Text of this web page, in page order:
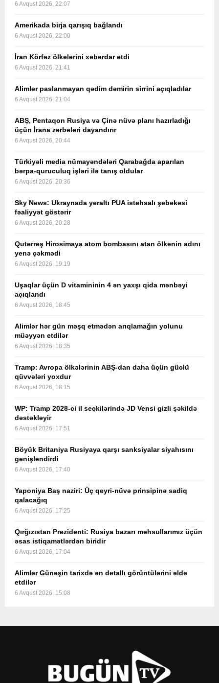
6 Avqust 2026, 22:07
Amerikada birja qarışıq bağlandı
6 Avqust 2026, 22:00
İran Körfəz ölkələrini xəbərdar etdi
6 Avqust 2026, 21:41
Alimlər paslanmayan qədim dəmirin sirrini açıqladılar
6 Avqust 2026, 21:04
ABŞ, Pentaqon Rusiya və Çinə nüvə planı hazırladığı
üçün İrana zərbələri dayandırır
6 Avqust 2026, 20:44
Türkiyəli media nümayəndələri Qarabağda aparılan
bərpa-quruculuq işləri ilə tanış oldular
6 Avqust 2026, 20:36
Sky News: Ukraynada yeraltı PUA istehsalı şəbəkəsi
fəaliyyət göstərir
6 Avqust 2026, 20:28
Quterreş Hirosimaya atom bombasını atan ölkənin adını
yenə çəkmədi
6 Avqust 2026, 19:19
Uşaqlar üçün D vitamininin 4 ən yaxşı qida mənbəyi
açıqlandı
6 Avqust 2026, 18:45
Alimlər hər gün məşq etmədən arıqlamağın yolunu
müəyyən etdilər
6 Avqust 2026, 18:35
Tramp: Avropa ölkələrinin ABŞ-dan daha üçün güclü
qüvvələri yoxdur
6 Avqust 2026, 18:15
WP: Tramp 2028-ci il seçkilərində JD Vensi gizli şəkildə
dəstəkləyir
6 Avqust 2026, 17:51
Böyük Britaniya Rusiyaya qarşı sanksiyalar siyahısını
genişləndirdi
6 Avqust 2026, 17:40
Yaponiya Baş naziri: Üç qeyri-nüvə prinsipinə sadiq
qalacağıq
6 Avqust 2026, 17:25
Qırğızıstan Prezidenti: Rusiya bazarı məhsullarımız üçün
əsas istiqamətlərdən biridir
6 Avqust 2026, 17:04
Alimlər Günəşin tarixdə ən detallı görüntülərini əldə
etdilər
6 Avqust 2026, 15:08